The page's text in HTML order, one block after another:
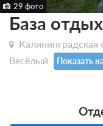
29 фото
База
Калининградская
Весёлый
Показать